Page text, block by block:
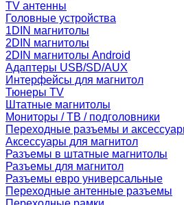
TV антенны
Головные устройства
1DIN магнитолы
2DIN магнитолы
2DIN магнитолы Android
Адаптеры USB/SD/AUX
Интерфейсы для магнитол
Тюнеры TV
Штатные магнитолы
Мониторы / ТВ / подголовники
Переходные разъемы и
Аксессуары для магнитол
Разъемы в штатные магнитолы
Разъемы для магнитол
Разъемы евро универсальные
Переходные антенные разъемы